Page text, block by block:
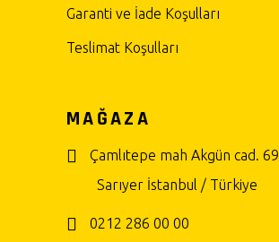
Garanti ve İade Koşulları
Teslimat Koşulları
MAĞAZA
Çamlıtepe mah Akgün cad.
Sarıyer İstanbul / Türkiye
0212 286 00 00